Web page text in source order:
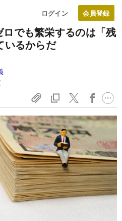
ログイン
でも繁栄するのは「残
いるからだ